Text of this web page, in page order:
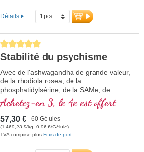
Détails
Average rating of 5 out of 5 stars
Stabilité du psychisme
Avec de l'ashwagandha de grande valeur,
de la rhodiola rosea, de la
phosphatidylsérine, de la SAMe, de
l'oméga 3 et de la vitamine B12, qui
contribue à normaliser la fonction du
psychisme
Achetez-en 3, le 4e est offert
57,30 € 60 Gélules
(1 469,23 €/kg, 0,96 €/Gélule)
TVA comprise plus Frais de port